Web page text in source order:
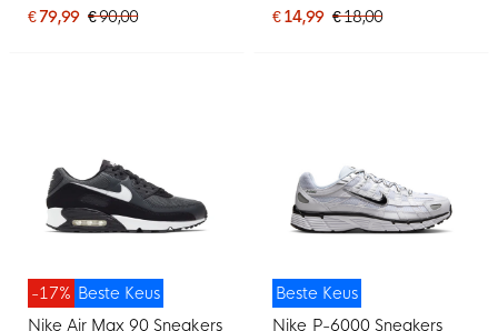
€ 79,99 € 90,00
€ 14,99 € 18,00
Beste Keus
-17%
Nike Air Max 90 Sneakers
Beste Keus
Nike P-6000 Sneakers